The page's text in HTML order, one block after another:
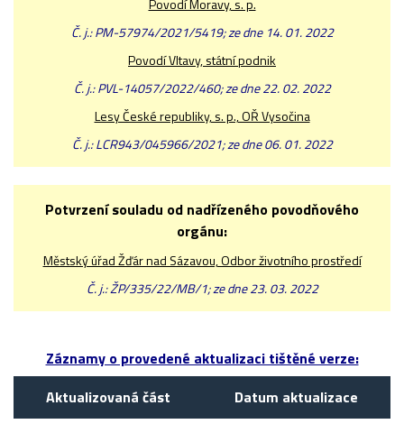
Povodí Moravy, s. p.
Č. j.: PM-57974/2021/5419; ze dne 14. 01. 2022
Povodí Vltavy, státní podnik
Č. j.: PVL-14057/2022/460; ze dne 22. 02. 2022
Lesy České republiky, s. p., OŘ Vysočina
Č. j.: LCR943/045966/2021; ze dne 06. 01. 2022
Potvrzení souladu od nadřízeného povodňového
orgánu:
Městský úřad Žďár nad Sázavou, Odbor životního prostředí
Č. j.: ŽP/335/22/MB/1; ze dne 23. 03. 2022
Záznamy o provedené aktualizaci tištěné verze:
Aktualizovaná část
Datum aktualizace